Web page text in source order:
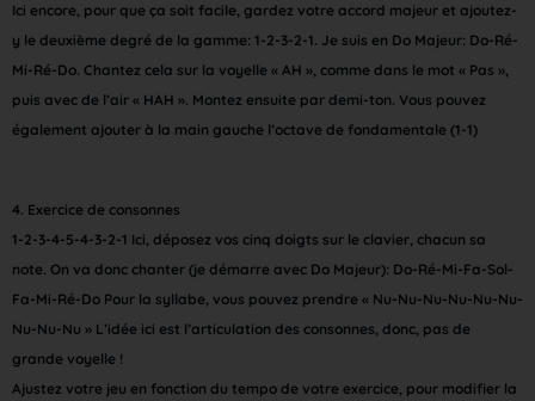
Ici encore, pour que ça soit facile, gardez votre accord majeur et ajoutez-
y le deuxième degré de la gamme: 1-2-3-2-1. Je suis en Do Majeur: Do-Ré-
Mi-Ré-Do. Chantez cela sur la voyelle « AH », comme dans le mot « Pas »,
puis avec de l’air « HAH ». Montez ensuite par demi-ton. Vous pouvez
également ajouter à la main gauche l’octave de fondamentale (1-1)
4. Exercice de consonnes
1-2-3-4-5-4-3-2-1 Ici, déposez vos cinq doigts sur le clavier, chacun sa
note. On va donc chanter (je démarre avec Do Majeur): Do-Ré-Mi-Fa-Sol-
Fa-Mi-Ré-Do Pour la syllabe, vous pouvez prendre « Nu-Nu-Nu-Nu-Nu-Nu-
Nu-Nu-Nu » L’idée ici est l’articulation des consonnes, donc, pas de
grande voyelle !
Ajustez votre jeu en fonction du tempo de votre exercice, pour modifier la